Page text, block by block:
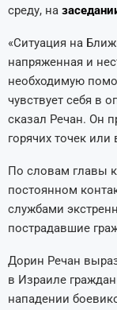
среду, на
«Ситуация на
напряженная и
необходимую
чувствует себя в
сказал Речан. Он
горячих точек или
По словам главы
постоянном
службами
пострадавшие
Дорин Речан
в Израиле
нападении